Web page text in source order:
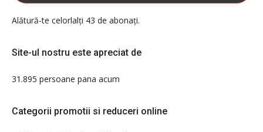
Alătură-te celorlalți 43 de abonați.
Site-ul nostru este apreciat de
31.895 persoane pana acum
Categorii promotii si reduceri online